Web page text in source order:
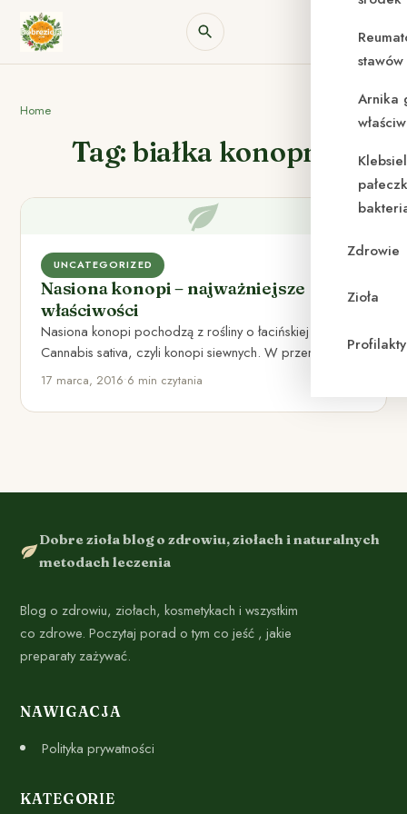
Arnika
Zdrowie
Zioła
Home
Tag: białka konopne
UNCATEGORIZED
Nasiona konopi – najważniejsze
właściwości
Nasiona konopi pochodzą z rośliny o łacińskiej nazwie
Cannabis sativa, czyli konopi siewnych. W przemyśle
wykorzystuje się przede…
17 marca, 2016•6 min czytania
Dobre zioła blog o zdrowiu, ziołach i naturalnych
metodach leczenia
Blog o zdrowiu, ziołach, kosmetykach i wszystkim
co zdrowe. Poczytaj porad o tym co jeść , jakie
preparaty zażywać.
NAWIGACJA
Polityka prywatności
KATEGORIE